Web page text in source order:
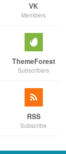
VK
Members
ThemeForest
Subscribers
RSS
Subscribe